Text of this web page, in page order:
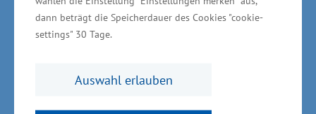
dann beträgt die Speicherdauer des Cookies "cookie-
settings" 30 Tage.
Auswahl erlauben
Yard GmbH, Seehafen Stralsund, Steamergy
Stralsund, Weiße Flotte Stralsund, Premator
MIKA Schweißtechnik GmbH, Sottmann Spezial-